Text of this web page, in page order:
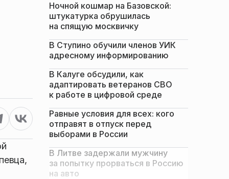
Ночной кошмар на Базовской:
штукатурка обрушилась
на спящую москвичку
В Ступино обучили членов УИК
адресному информированию
В Калуге обсудили, как
адаптировать ветеранов СВО
к работе в цифровой среде
Равные условия для всех: кого
отправят в отпуск перед
выборами в России
В Литве задержали мужчину
за попытку прорваться в Россию
на авто